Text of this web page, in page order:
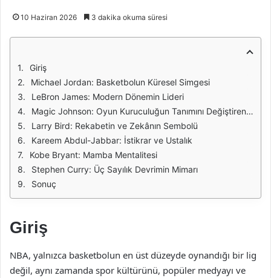
10 Haziran 2026 3 dakika okuma süresi
Giriş
Michael Jordan: Basketbolun Küresel Simgesi
LeBron James: Modern Dönemin Lideri
Magic Johnson: Oyun Kuruculuğun Tanımını Değiştiren İsim
Larry Bird: Rekabetin ve Zekânın Sembolü
Kareem Abdul-Jabbar: İstikrar ve Ustalık
Kobe Bryant: Mamba Mentalitesi
Stephen Curry: Üç Sayılık Devrimin Mimarı
Sonuç
Giriş
NBA, yalnızca basketbolun en üst düzeyde oynandığı bir lig
değil, aynı zamanda spor kültürünü, popüler medyayı ve